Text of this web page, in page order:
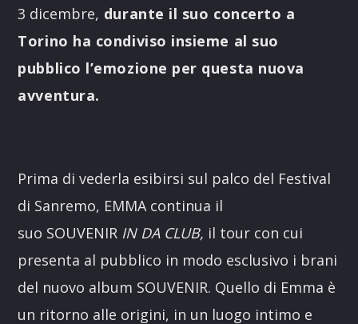
3 dicembre, durante il suo concerto a
Torino ha condiviso insieme al suo
pubblico l’emozione per questa nuova
avventura.
Prima di vederla esibirsi sul palco del Festival
di Sanremo, EMMA continua il
suo SOUVENIR IN DA CLUB, il tour con cui
presenta al pubblico in modo esclusivo i brani
del nuovo album SOUVENIR. Quello di Emma è
un ritorno alle origini, in un luogo intimo e